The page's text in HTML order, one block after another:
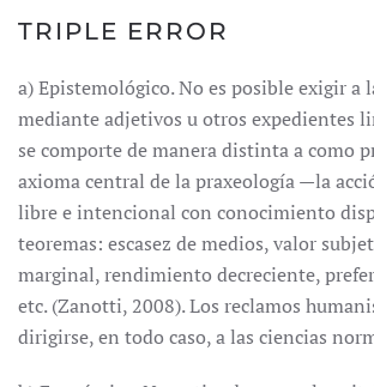
TRIPLE ERROR
a) Epistemológico. No es posible exigir a
mediante adjetivos u otros expedientes
se comporte de manera distinta a como
axioma central de la praxeología —la
libre e intencional con conocimiento
teoremas: escasez de medios, valor
marginal, rendimiento decreciente,
etc. (Zanotti, 2008). Los reclamos
dirigirse, en todo caso, a las ciencias